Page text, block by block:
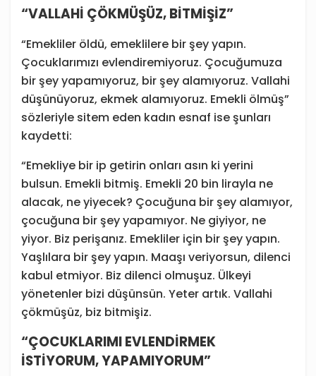
“VALLAHİ ÇÖKMÜŞÜZ, BİTMİŞİZ”
“Emekliler öldü, emeklilere bir şey yapın.
Çocuklarımızı evlendiremiyoruz. Çocuğumuza
bir şey yapamıyoruz, bir şey alamıyoruz. Vallahi
düşünüyoruz, ekmek alamıyoruz. Emekli ölmüş”
sözleriyle sitem eden kadın esnaf ise şunları
kaydetti:
“Emekliye bir ip getirin onları asın ki yerini
bulsun. Emekli bitmiş. Emekli 20 bin lirayla ne
alacak, ne yiyecek? Çocuğuna bir şey alamıyor,
çocuğuna bir şey yapamıyor. Ne giyiyor, ne
yiyor. Biz perişanız. Emekliler için bir şey yapın.
Yaşlılara bir şey yapın. Maaşı veriyorsun, dilenci
kabul etmiyor. Biz dilenci olmuşuz. Ülkeyi
yönetenler bizi düşünsün. Yeter artık. Vallahi
çökmüşüz, biz bitmişiz.
“ÇOCUKLARIMI EVLENDİRMEK
İSTİYORUM, YAPAMIYORUM”